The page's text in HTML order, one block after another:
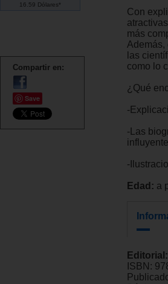
16.59 Dólares*
Compartir en:
Save
Con
más
Además,
las
como lo
¿Qué
-
-Las
-
Edad: a
Editorial:
ISBN: